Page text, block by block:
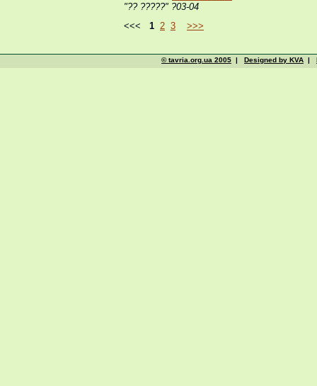
"?? ?????" ?03-04
<<< 1 2 3 >>>
© tavria.org.ua 2005 | Designed by KVA |